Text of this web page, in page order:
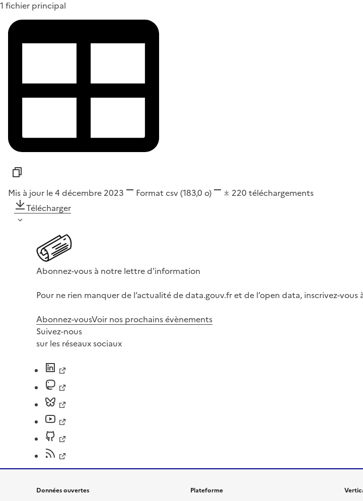
1 fichier principal
Mis à jour le 4 décembre 2023 Format csv(183,0 o) 220 téléchargements
Télécharger
Abonnez-vous à notre lettre d'information
Pour ne rien manquer de l’actualité de data.gouv.fr et de l’open data, inscrivez-
Abonnez-vousVoir nos prochains évènements
Suivez-nous
sur les réseaux sociaux
Données ouvertes
Plateforme